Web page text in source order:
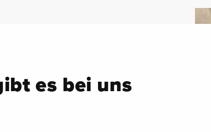
es bei uns